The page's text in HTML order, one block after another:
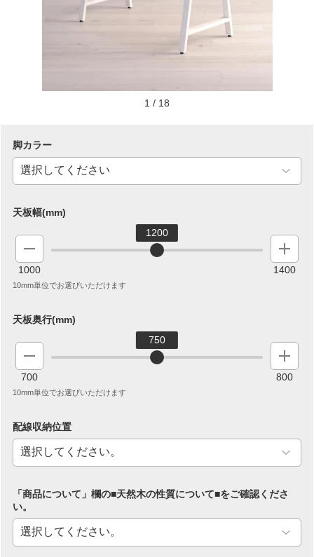
1 / 18
脚カラー
天板幅(mm)
1000
1200
1400
10mm単位でお選びいただけます
天板奥行(mm)
700
750
800
10mm単位でお選びいただけます
配線収納位置
「商品について」欄の■天然木の性質について■をご確認くださ
い。